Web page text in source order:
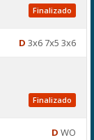
Finalizado
D 3x6 7x5 3x6
Finalizado
D WO